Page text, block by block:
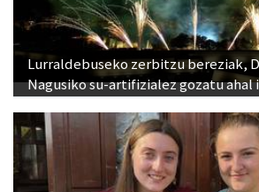
Lurraldebuseko zerbitzu bereziak,
Nagusiko su-artifizialez gozatu ahal